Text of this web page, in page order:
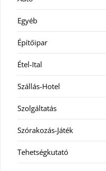
Egyéb
Építőipar
Étel-Ital
Szállás-Hotel
Szolgáltatás
Szórakozás-Játék
Tehetségkutató